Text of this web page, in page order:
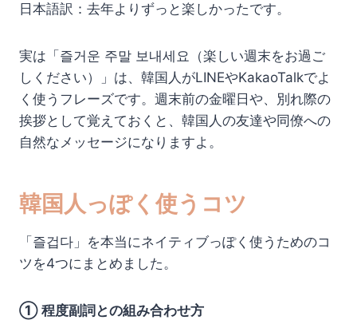
日本語訳：去年よりずっと楽しかったです。
実は「즐거운 주말 보내세요（楽しい週末をお過ご
しください）」は、韓国人がLINEやKakaoTalkでよ
く使うフレーズです。週末前の金曜日や、別れ際の
挨拶として覚えておくと、韓国人の友達や同僚への
自然なメッセージになりますよ。
韓国人っぽく使うコツ
「즐겁다」を本当にネイティブっぽく使うためのコ
ツを4つにまとめました。
① 程度副詞との組み合わせ方